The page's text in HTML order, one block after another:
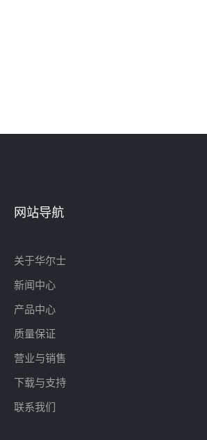
网站导航
关于华尔士
新闻中心
产品中心
质量保证
营业与销售
下载与支持
联系我们